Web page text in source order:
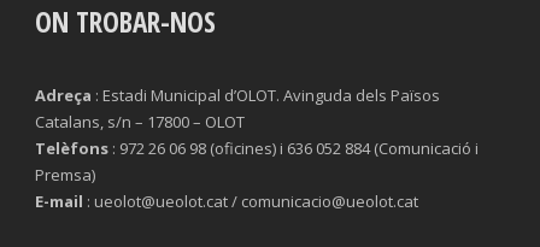
ON TROBAR-NOS
Adreça : Estadi Municipal d’OLOT. Avinguda dels Països
Catalans, s/n – 17800 – OLOT
Telèfons : 972 26 06 98 (oficines) i 636 052 884 (Comunicació i
Premsa)
E-mail : ueolot@ueolot.cat / comunicacio@ueolot.cat